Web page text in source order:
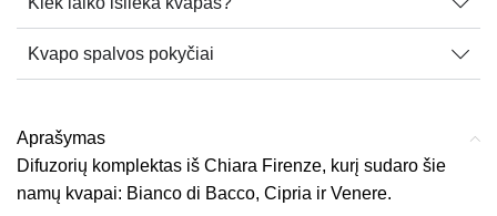
Kvapo spalvos pokyčiai
Aprašymas
Difuzorių komplektas iš Chiara Firenze, kurį sudaro šie
namų kvapai: Bianco di Bacco, Cipria ir Venere.